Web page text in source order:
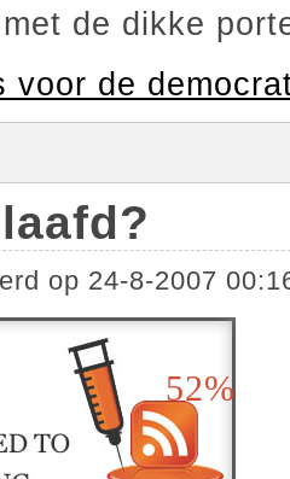
de dikke
voor de
op 24-8-2007
52%